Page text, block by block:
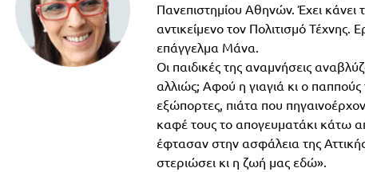
Πανεπιστημίου Αθηνών. Έχει κάνει
αντικείμενο τον Πολιτισμό
επάγγελμα Μάνα.
Οι παιδικές της αναμνήσεις
αλλιώς; Αφού η γιαγιά κι ο
εξώπορτες, πιάτα που
καφέ τους το απογευματάκι κάτω
έφτασαν στην ασφάλεια της
στεριώσει κι η ζωή μας εδώ».